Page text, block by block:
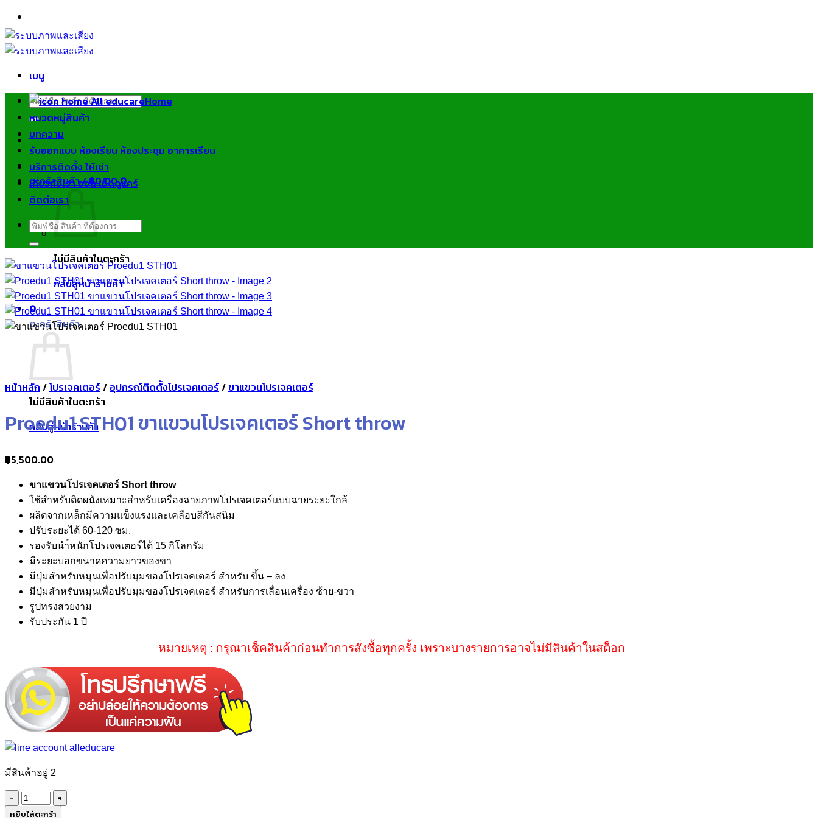
ข้าม
ไป
ยัง
เมนู
ค้นหา:
ตะกร้าสินค้า /฿0.000
ไม่มีสินค้าในตะกร้า
กลับสู่หน้าร้านค้า
0
ตะกร้าสินค้า
ไม่มีสินค้าในตะกร้า
กลับสู่หน้าร้านค้า
Home
หมวดหมู่สินค้า
บทความ
รับออกแบบ ห้องเรียน ห้องประชุม อาคารเรียน
บริการติดตั้ง ให้เช่า
เกี่ยวกับเรา ออล เอ็ดดูแคร์
ติดต่อเรา
ค้นหา:
หน้าหลัก /โปรเจคเตอร์/ อุปกรณ์ติดตั้งโปรเจคเตอร์/ขาแขวนโปรเจคเตอร์
Proedu1 STH01 ขาแขวนโปรเจคเตอร์ Short throw
฿5,500.00
ขาแขวนโปรเจคเตอร์ Short throw
ใช้สำหรับติดผนังเหมาะสำหรับเครื่องฉายภาพโปรเจคเตอร์แบบฉายระยะใกล้
ผลิตจากเหล็กมีความแข็งแรงและเคลือบสีกันสนิม
ปรับระยะได้ 60-120 ซม.
รองรับนำ้หนักโปรเจคเตอร์ได้ 15 กิโลกรัม
มีระยะบอกขนาดความยาวของขา
มีปุ่มสำหรับหมุนเพื่อปรับมุมของโปรเจคเตอร์ สำหรับ ขึ้น – ลง
มีปุ่มสำหรับหมุนเพื่อปรับมุมของโปรเจคเตอร์ สำหรับการเลื่อนเครื่อง ซ้าย-ขวา
รูปทรงสวยงาม
รับประกัน 1 ปี
หมายเหตุ : กรุณาเช็คสินค้าก่อนทำการสั่งซื้อทุกครั้ง เพราะบางรายการอาจไม่มีสินค้าในสต็อก
มีสินค้าอยู่ 2
จำนวน
Proedu1
หยิบใส่ตะกร้า